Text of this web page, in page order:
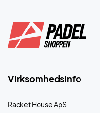
Virksomhedsinfo
Racket House ApS